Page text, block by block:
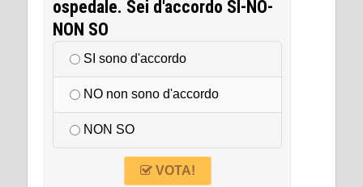
ospedale. Sei d'accordo SI-NO-
NON SO
SI sono d'accordo
NO non sono d'accordo
NON SO
VOTA!